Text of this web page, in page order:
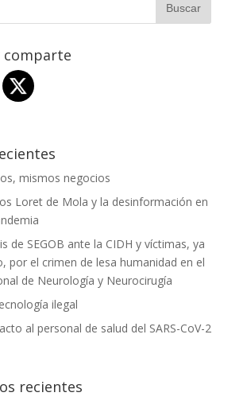
comparte
mismos negocios
Loret de Mola y la desinformación en
de SEGOB ante la CIDH y víctimas, ya
por el crimen de lesa humanidad en el
de Neurología y Neurocirugía
ilegal
al personal de salud del SARS-CoV-2
recientes